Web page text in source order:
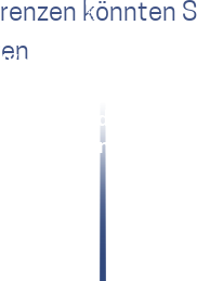
könnten
Schnellstart
embedded
in funktionale